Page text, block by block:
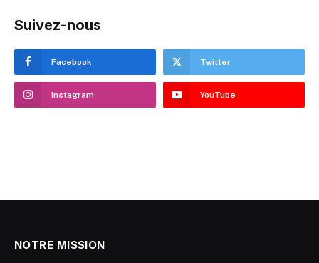
Suivez-nous
Facebook Twitter
Instagram YouTube
NOTRE MISSION